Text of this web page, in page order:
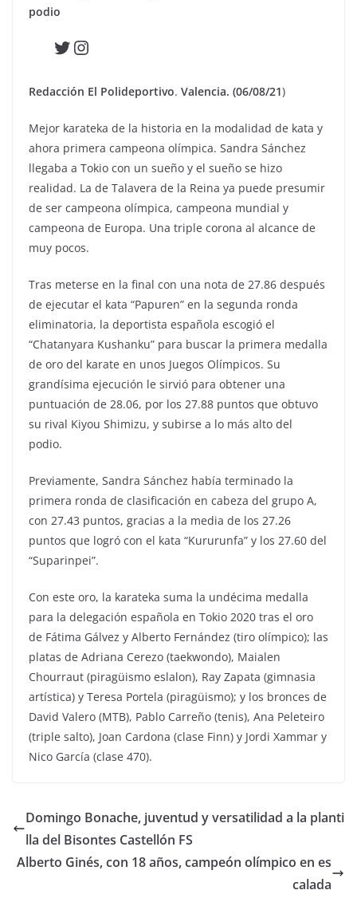
podio
Twitter
Instagram
Redacción El Polideportivo. Valencia. (06/08/21)
Mejor karateka de la historia en la modalidad de kata y
ahora primera campeona olímpica. Sandra Sánchez
llegaba a Tokio con un sueño y el sueño se hizo
realidad. La de Talavera de la Reina ya puede presumir
de ser campeona olímpica, campeona mundial y
campeona de Europa. Una triple corona al alcance de
muy pocos.
Tras meterse en la final con una nota de 27.86 después
de ejecutar el kata “Papuren” en la segunda ronda
eliminatoria, la deportista española escogió el
“Chatanyara Kushanku” para buscar la primera medalla
de oro del karate en unos Juegos Olímpicos. Su
grandísima ejecución le sirvió para obtener una
puntuación de 28.06, por los 27.88 puntos que obtuvo
su rival Kiyou Shimizu, y subirse a lo más alto del
podio.
Previamente, Sandra Sánchez había terminado la
primera ronda de clasificación en cabeza del grupo A,
con 27.43 puntos, gracias a la media de los 27.26
puntos que logró con el kata “Kururunfa” y los 27.60 del
“Suparinpei”.
Con este oro, la karateka suma la undécima medalla
para la delegación española en Tokio 2020 tras el oro
de Fátima Gálvez y Alberto Fernández (tiro olímpico); las
platas de Adriana Cerezo (taekwondo), Maialen
Chourraut (piragüismo eslalon), Ray Zapata (gimnasia
artística) y Teresa Portela (piragüismo); y los bronces de
David Valero (MTB), Pablo Carreño (tenis), Ana Peleteiro
(triple salto), Joan Cardona (clase Finn) y Jordi Xammar y
Nico García (clase 470).
Domingo Bonache, juventud y versatilidad a la planti
lla del Bisontes Castellón FS
Alberto Ginés, con 18 años, campeón olímpico en es
calada